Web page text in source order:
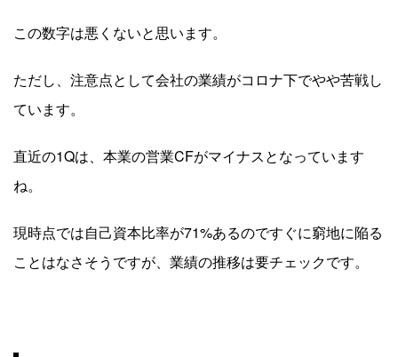
この数字は悪くないと思います。
ただし、注意点として会社の業績がコロナ下でやや苦戦し
ています。
直近の1Qは、本業の営業CFがマイナスとなっています
ね。
現時点では自己資本比率が71%あるのですぐに窮地に陥る
ことはなさそうですが、業績の推移は要チェックです。